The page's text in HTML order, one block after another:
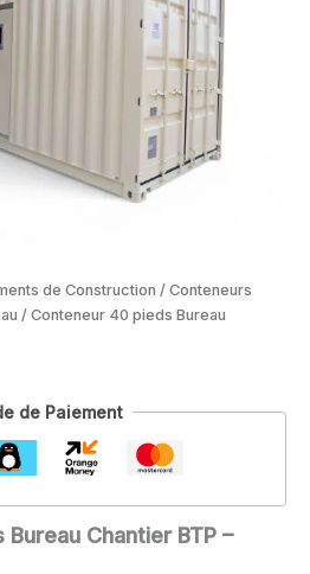
de Construction / Conteneurs
/ Conteneur 40 pieds Bureau
de Paiement
Chantier BTP –